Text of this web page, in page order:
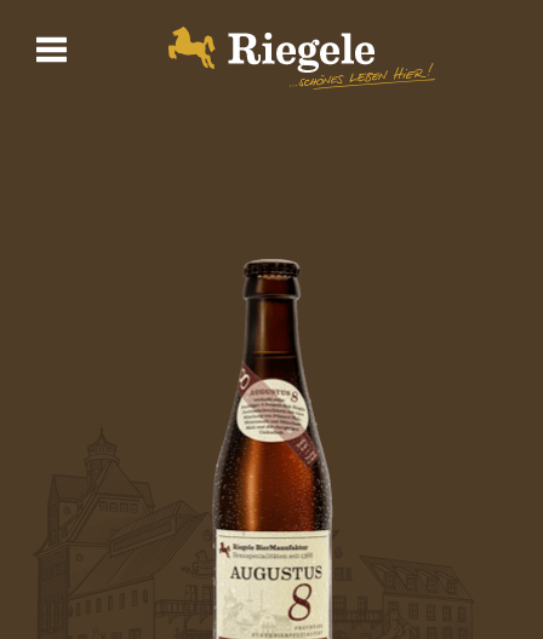
Wirtshaus